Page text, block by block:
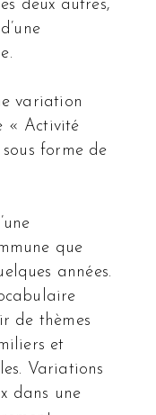
deux autres,
variation
« Activité
forme de
que
années.
de thèmes
et
Variations
dans une